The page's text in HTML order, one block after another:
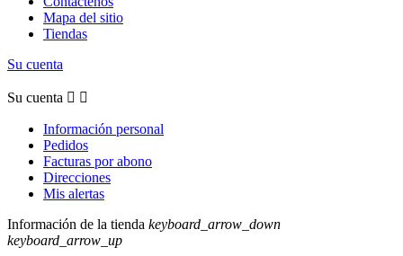
Mapa del sitio
Tiendas
Su cuenta
Su cuenta  
Información personal
Pedidos
Facturas por abono
Direcciones
Mis alertas
Información de la tienda keyboard_arrow_down
keyboard_arrow_up